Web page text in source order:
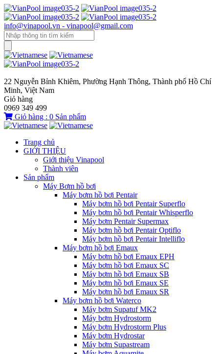
info@vinapool.vn - vinapool@gmail.com
22 Nguyễn Bỉnh Khiêm, Phường Hạnh Thông, Thành phố Hồ Chí
Minh, Việt Nam
Giỏ hàng
0969 349 499
Giỏ hàng : 0 Sản phẩm
Trang chủ
GIỚI THIỆU
Giới thiệu Vinapool
Thành viên
Sản phẩm
Máy Bơm hồ bơi
Máy bơm hồ bơi Pentair
Máy bơm hồ bơi Pentair Superflo
Máy bơm hồ bơi Pentair Whisperflo
Máy bơm Pentair Supermax
Máy bơm hồ bơi Pentair Optiflo
Máy bơm hồ bơi Pentair Intelliflo
Máy bơm hồ bơi Emaux
Máy bơm hồ bơi Emaux EPH
Máy bơm hồ bơi Emaux SC
Máy bơm hồ bơi Emaux SB
Máy bơm hồ bơi Emaux SE
Máy bơm hồ bơi Emaux SR
Máy bơm hồ bơi Waterco
Máy bơm Supatuf MK2
Máy bơm Hydrostorm
Máy bơm Hydrostorm Plus
Máy bơm Hydrostar
Máy bơm Supastream